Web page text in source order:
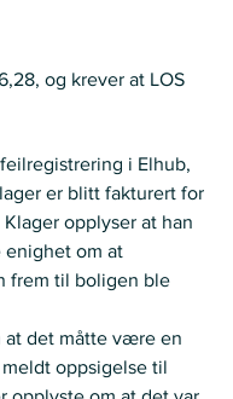
og krever at LOS
i Elhub,
er blitt fakturert for
opplyser at han
enighet om at
frem til boligen ble
at det måtte være en
oppsigelse til